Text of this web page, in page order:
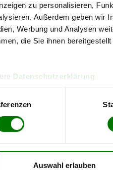
zu personalisieren,
Außerdem geben wir
Werbung und Analysen
die Sie ihnen
Datenschutzerklärung
Auswahl erlauben
von 6 Tonnen loser Warein